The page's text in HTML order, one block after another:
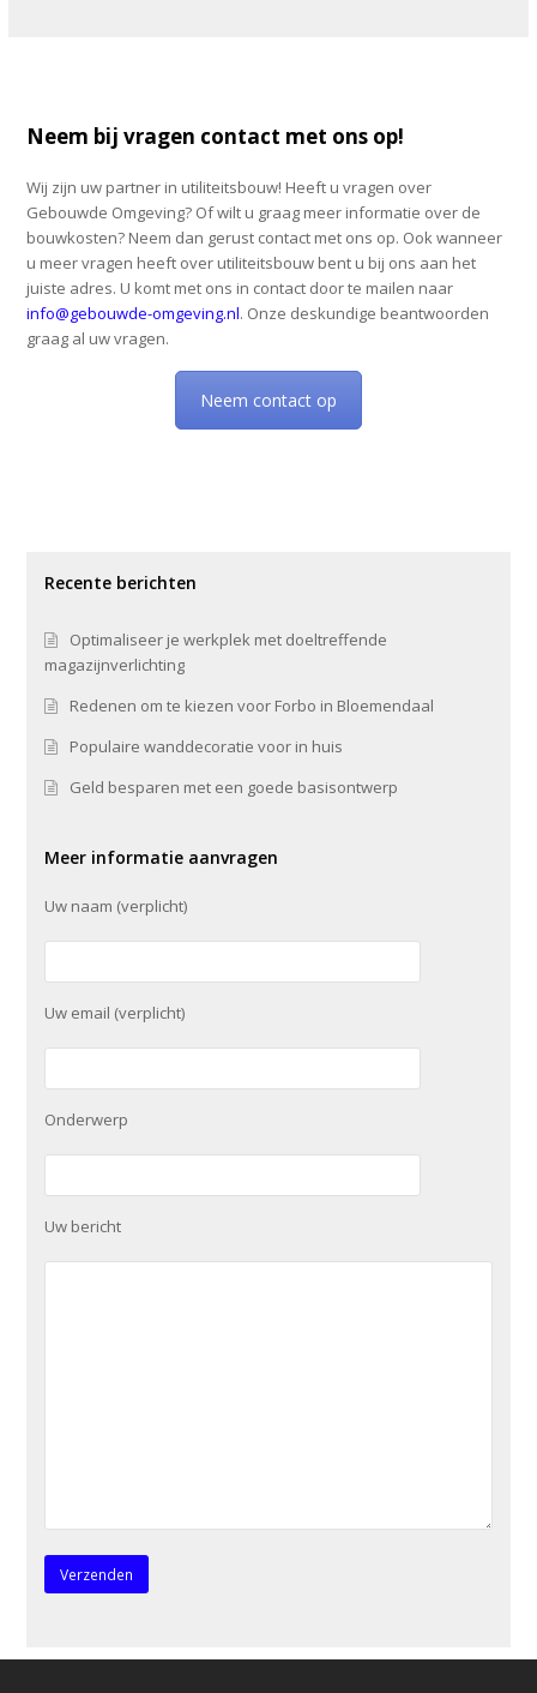
Neem bij vragen contact met ons op!
Wij zijn uw partner in utiliteitsbouw! Heeft u vragen over
Gebouwde Omgeving? Of wilt u graag meer informatie over de
bouwkosten? Neem dan gerust contact met ons op. Ook wanneer
u meer vragen heeft over utiliteitsbouw bent u bij ons aan het
juiste adres. U komt met ons in contact door te mailen naar
info@gebouwde-omgeving.nl. Onze deskundige beantwoorden
graag al uw vragen.
Neem contact op
Recente berichten
Optimaliseer je werkplek met doeltreffende
magazijnverlichting
Redenen om te kiezen voor Forbo in Bloemendaal
Populaire wanddecoratie voor in huis
Geld besparen met een goede basisontwerp
Meer informatie aanvragen
Uw naam (verplicht)
Uw email (verplicht)
Onderwerp
Uw bericht